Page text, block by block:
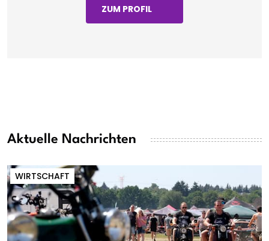
ZUM PROFIL
Aktuelle Nachrichten
WIRTSCHAFT